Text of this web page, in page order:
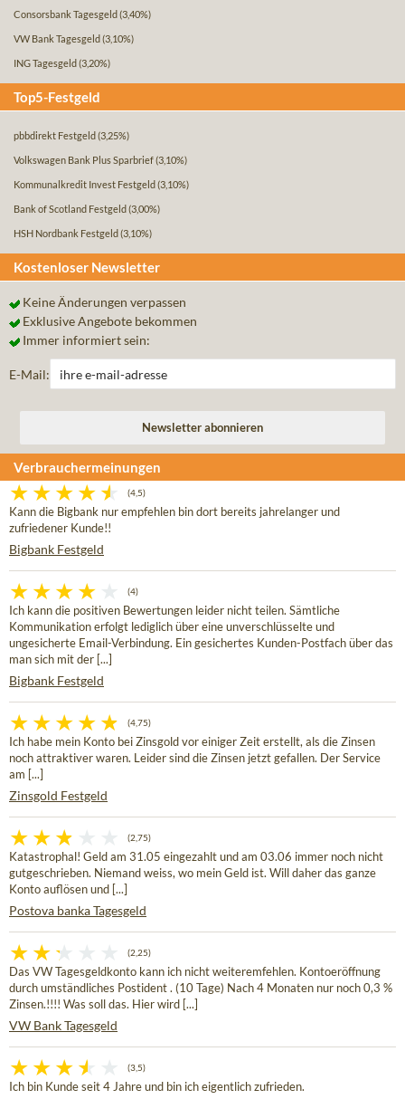
Consorsbank Tagesgeld (3,40%)
VW Bank Tagesgeld (3,10%)
ING Tagesgeld (3,20%)
Top5-Festgeld
pbbdirekt Festgeld (3,25%)
Volkswagen Bank Plus Sparbrief(3,10%)
Kommunalkredit Invest Festgeld (3,10%)
Bank of Scotland Festgeld (3,00%)
HSH Nordbank Festgeld (3,10%)
Kostenloser Newsletter
Keine Änderungen verpassen
Exklusive Angebote bekommen
Immer informiert sein:
E-Mail:
Verbrauchermeinungen
(4,5)
Kann die Bigbank nur empfehlen bin dort bereits jahrelanger und
zufriedener Kunde!!
Bigbank Festgeld
(4)
Ich kann die positiven Bewertungen leider nicht teilen. Sämtliche
Kommunikation erfolgt lediglich über eine unverschlüsselte und
ungesicherte Email-Verbindung. Ein gesichertes Kunden-Postfach über das
man sich mit der [...]
Bigbank Festgeld
(4,75)
Ich habe mein Konto bei Zinsgold vor einiger Zeit erstellt, als die Zinsen
noch attraktiver waren. Leider sind die Zinsen jetzt gefallen. Der Service
am [...]
Zinsgold Festgeld
(2,75)
Katastrophal! Geld am 31.05 eingezahlt und am 03.06 immer noch nicht
gutgeschrieben. Niemand weiss, wo mein Geld ist. Will daher das ganze
Konto auflösen und [...]
Postova banka Tagesgeld
(2,25)
Das VW Tagesgeldkonto kann ich nicht weiteremfehlen. Kontoeröffnung
durch umständliches Postident . (10 Tage) Nach 4 Monaten nur noch 0,3 %
Zinsen.!!!! Was soll das. Hier wird [...]
VW Bank Tagesgeld
(3,5)
Ich bin Kunde seit 4 Jahre und bin ich eigentlich zufrieden.